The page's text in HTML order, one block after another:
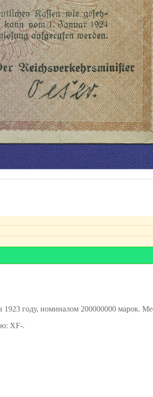
году, номиналом 200000000 марок.
XF-.